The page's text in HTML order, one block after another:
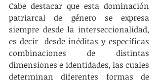
Cabe destacar que esta dominación
patriarcal de género se expresa
siempre desde la interseccionalidad,
es decir  desde inéditas y específicas
combinaciones de distintas
dimensiones e identidades, las cuales
determinan diferentes formas de